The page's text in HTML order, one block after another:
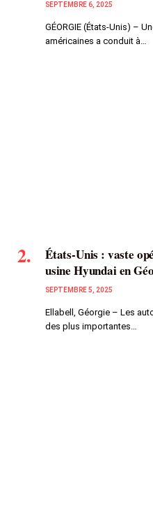
SEPTEMBRE 6, 2025
GÉORGIE (États-Unis) –
américaines a conduit à…
États-Unis : vaste
usine Hyundai en
SEPTEMBRE 5, 2025
Ellabell, Géorgie – Les
des plus importantes…